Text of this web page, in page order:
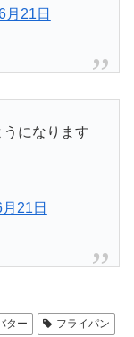
月21日
になります
21日
ター
フライパン